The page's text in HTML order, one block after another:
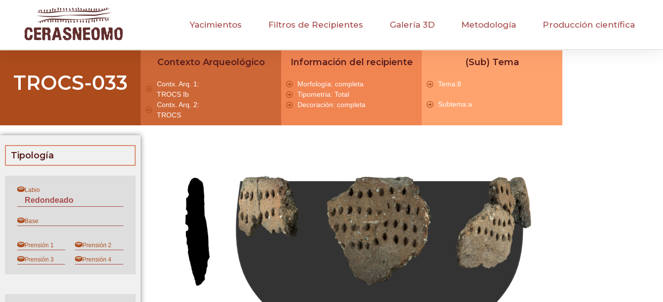
Yacimientos Filtros de Recipientes Galería 3D Metodología Producción científica
TROCS-033
Contexto Arqueológico
Contx. Arq. 1:
TROCS Ib
Contx. Arq. 2:
TROCS
Información del recipiente
Morfología: completa
Tipometria: Total
Decoración: completa
(Sub) Tema
Tema:8
Subtema:a
Tipología
Labio
Redondeado
Base
Prensión 1 Prensión 2
Prensión 3 Prensión 4